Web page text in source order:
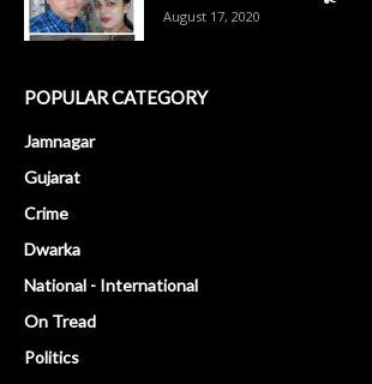
August 17, 2020
POPULAR CATEGORY
Jamnagar
Gujarat
Crime
Dwarka
National - International
On Tread
Politics